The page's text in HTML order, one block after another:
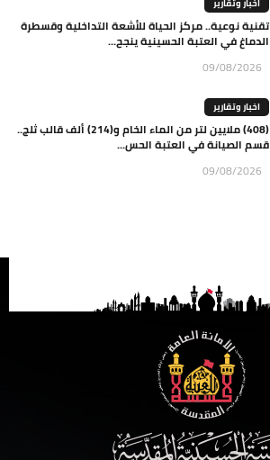
تقنية نوعية.. مركز الحياة للأشعة التداخلية وقسطرة
الدماغ في العتبة الحسينية ينجح...
09/08/2026
اخبار وتقارير
(408) ملايين لتر من الماء الخام و(214) ألف قالب ثلج..
قسم الصيانة في العتبة الحس...
09/08/2026